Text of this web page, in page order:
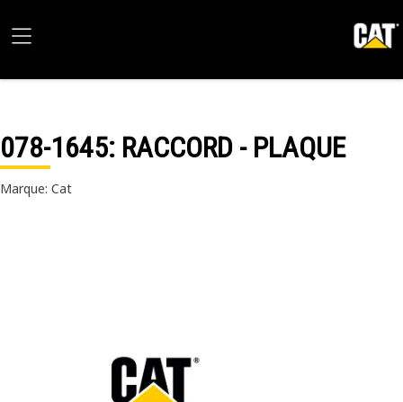
078-1645: RACCORD - PLAQUE
Marque: Cat